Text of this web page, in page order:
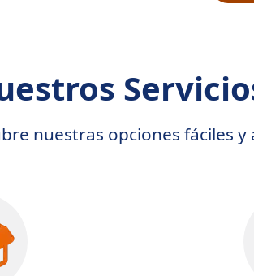
nuestras opciones fáciles